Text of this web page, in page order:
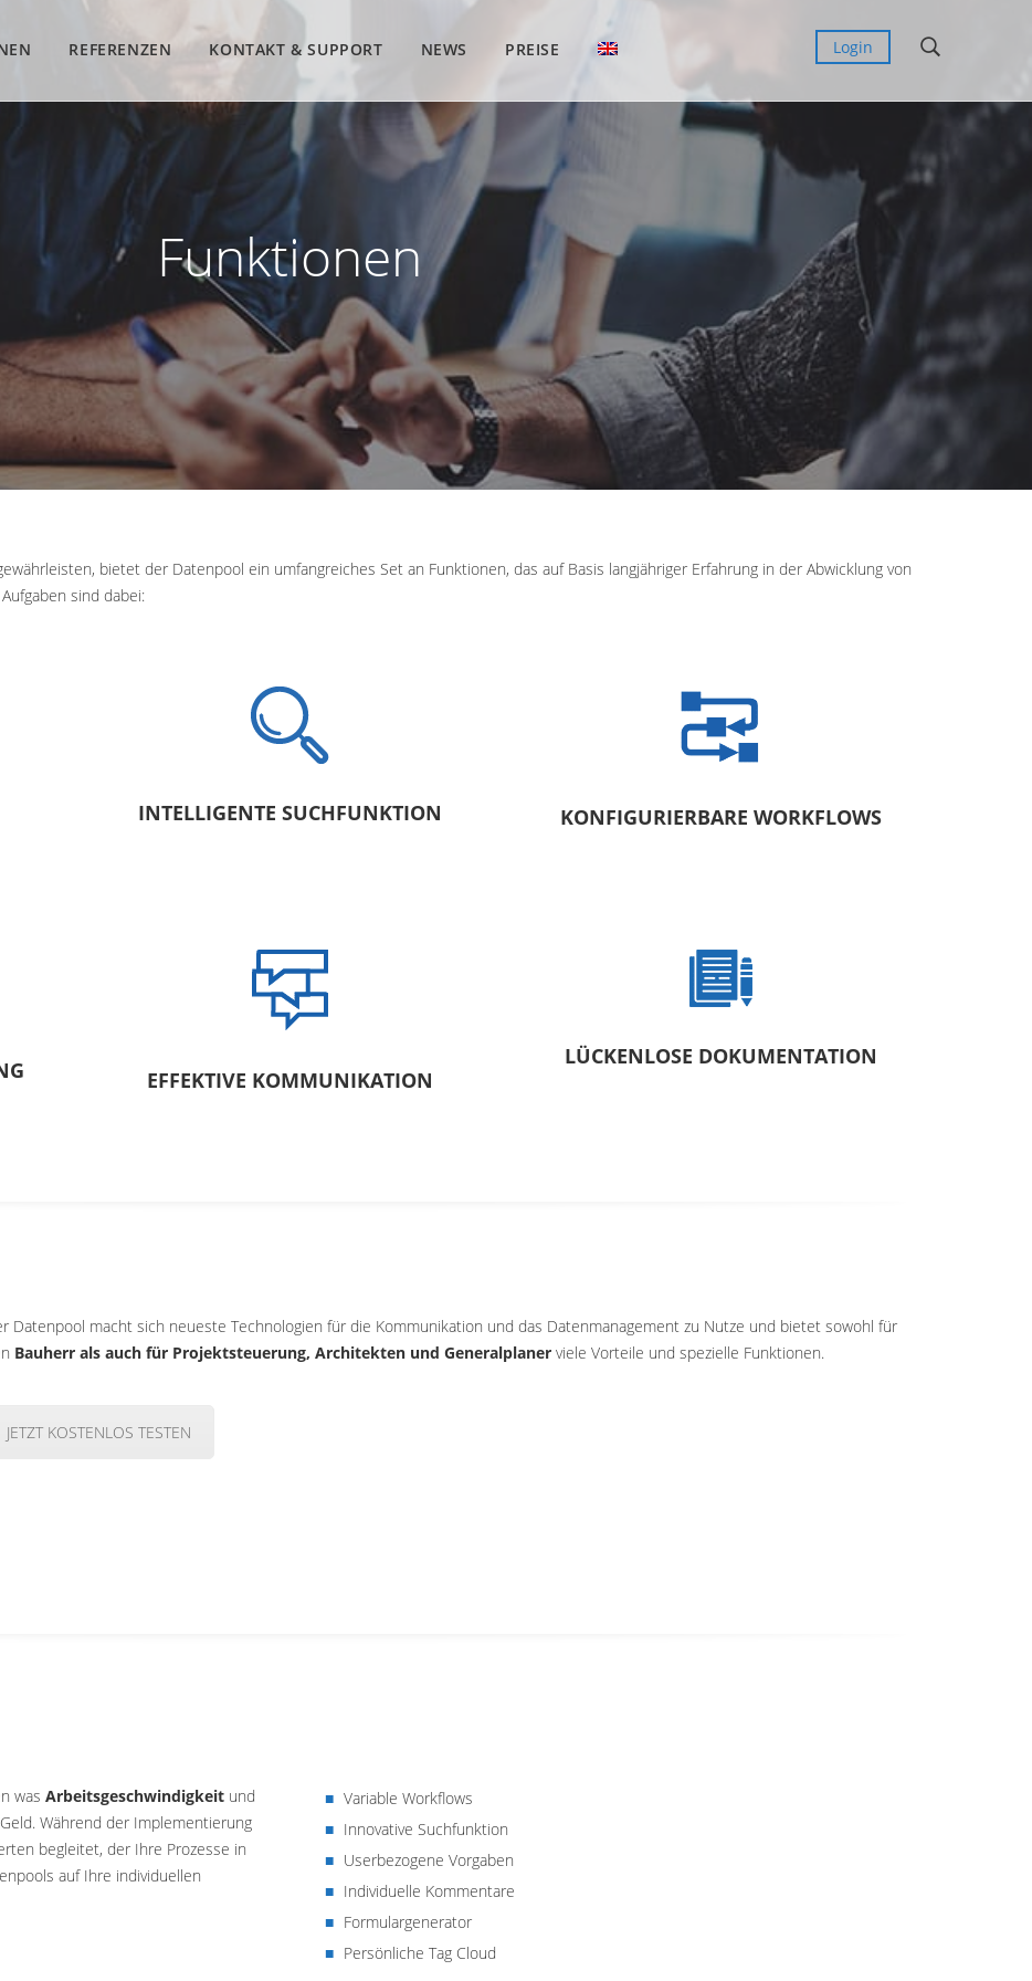
REFERENZEN KONTAKT & SUPPORT NEWS PREISE Login
Funktionen
bietet der Datenpool ein umfangreiches Set an Funktionen, das auf Basis langjähriger Erfahrung in der Abwicklung von
sind dabei:
INTELLIGENTE SUCHFUNKTION KONFIGURIERBARE WORKFLOWS
EFFEKTIVE KOMMUNIKATION
LÜCKENLOSE DOKUMENTATION
Datenpool macht sich neueste Technologien für die Kommunikation und das Datenmanagement zu Nutze und bietet sowohl für
Bauherr als auch für Projektsteuerung, Architekten und Generalplanerviele Vorteile und spezielle Funktionen.
JETZT KOSTENLOS TESTEN
was Arbeitsgeschwindigkeit und
Während der Implementierung
begleitet, der Ihre Prozesse in
auf Ihre individuellen
Variable Workflows
Innovative Suchfunktion
Userbezogene Vorgaben
Individuelle Kommentare
Formulargenerator
Persönliche Tag Cloud